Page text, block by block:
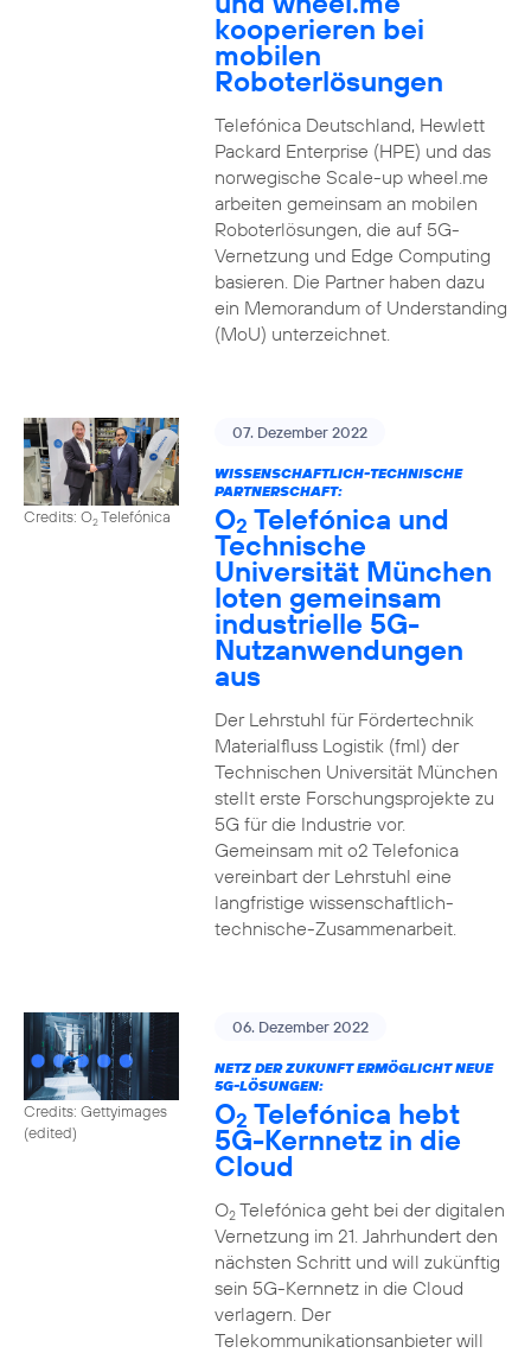
kooperieren bei
mobilen
Roboterlösungen
Telefónica Deutschland, Hewlett
Packard Enterprise (HPE) und das
norwegische Scale-up wheel.me
arbeiten gemeinsam an mobilen
Roboterlösungen, die auf 5G-
Vernetzung und Edge Computing
basieren. Die Partner haben dazu
ein Memorandum of Understanding
(MoU) unterzeichnet.
Credits: O2Telefónica
07. Dezember 2022
WISSENSCHAFTLICH-TECHNISCHE
PARTNERSCHAFT:
O2 Telefónica und
Technische
Universität München
loten gemeinsam
industrielle 5G-
Nutzanwendungen
aus
Der Lehrstuhl für Fördertechnik
Materialfluss Logistik (fml) der
Technischen Universität München
stellt erste Forschungsprojekte zu
5G für die Industrie vor.
Gemeinsam mit o2 Telefonica
vereinbart der Lehrstuhl eine
langfristige wissenschaftlich-
technische-Zusammenarbeit.
Credits: Gettyimages
(edited)
06. Dezember 2022
NETZ DER ZUKUNFT ERMÖGLICHT NEUE
5G-LÖSUNGEN:
O2 Telefónica hebt
5G-Kernnetz in die
Cloud
O2Telefónica geht bei der digitalen
Vernetzung im 21. Jahrhundert den
nächsten Schritt und will zukünftig
sein 5G-Kernnetz in die Cloud
verlagern. Der
Telekommunikationsanbieter will